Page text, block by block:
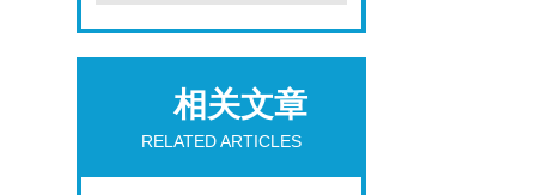
相关文章
RELATED ARTICLES